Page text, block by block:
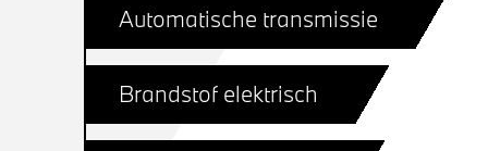
Automatische transmissie
Brandstof elektrisch